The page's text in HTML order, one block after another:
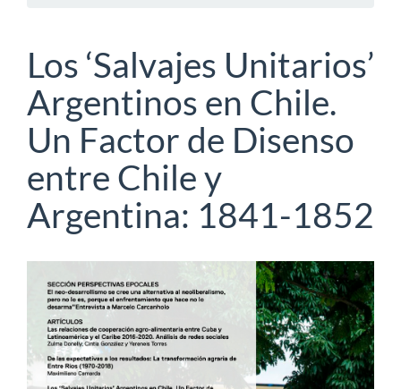
Los ‘Salvajes Unitarios’
Argentinos en Chile.
Un Factor de Disenso
entre Chile y
Argentina: 1841-1852
Barra
lateral
del
artículo